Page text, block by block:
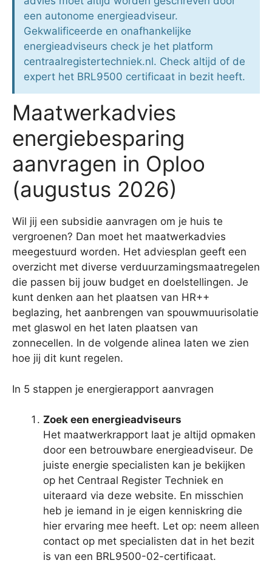
een autonome energieadviseur.
Gekwalificeerde en onafhankelijke
energieadviseurs check je het platform
centraalregistertechniek.nl. Check altijd of de
expert het BRL9500 certificaat in bezit heeft.
Maatwerkadvies
energiebesparing
aanvragen in Oploo
(augustus 2026)
Wil jij een subsidie aanvragen om je huis te
vergroenen? Dan moet het maatwerkadvies
meegestuurd worden. Het adviesplan geeft een
overzicht met diverse verduurzamingsmaatregelen
die passen bij jouw budget en doelstellingen. Je
kunt denken aan het plaatsen van HR++
beglazing, het aanbrengen van spouwmuurisolatie
met glaswol en het laten plaatsen van
zonnecellen. In de volgende alinea laten we zien
hoe jij dit kunt regelen.
In 5 stappen je energierapport aanvragen
Zoek een energieadviseurs
Het maatwerkrapport laat je altijd opmaken
door een betrouwbare energieadviseur. De
juiste energie specialisten kan je bekijken
op het Centraal Register Techniek en
uiteraard via deze website. En misschien
heb je iemand in je eigen kenniskring die
hier ervaring mee heeft. Let op: neem alleen
contact op met specialisten dat in het bezit
is van een BRL9500-02-certificaat.